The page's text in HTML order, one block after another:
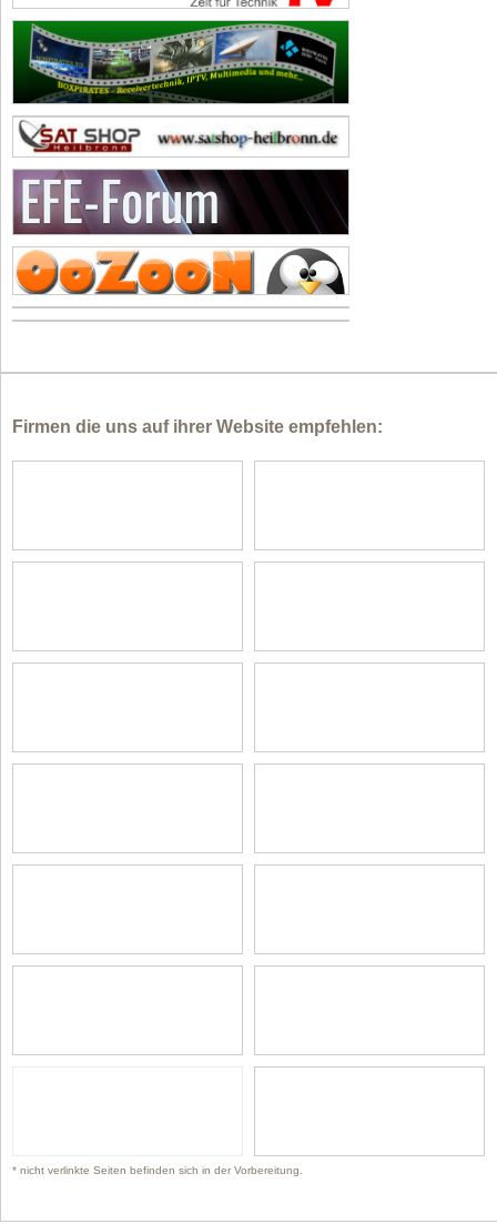
Firmen die uns auf ihrer Website empfehlen:
* nicht verlinkte Seiten befinden sich in der Vorbereitung.